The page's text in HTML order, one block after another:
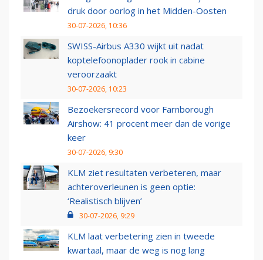
druk door oorlog in het Midden-Oosten
30-07-2026, 10:36
SWISS-Airbus A330 wijkt uit nadat
koptelefoonoplader rook in cabine
veroorzaakt
30-07-2026, 10:23
Bezoekersrecord voor Farnborough
Airshow: 41 procent meer dan de vorige
keer
30-07-2026, 9:30
KLM ziet resultaten verbeteren, maar
achteroverleunen is geen optie:
‘Realistisch blijven’
30-07-2026, 9:29
KLM laat verbetering zien in tweede
kwartaal, maar de weg is nog lang